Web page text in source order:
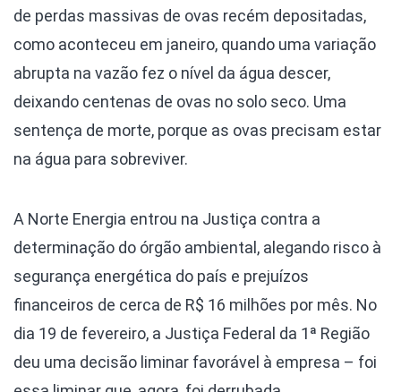
de perdas massivas de ovas recém depositadas,
como aconteceu em janeiro, quando uma variação
abrupta na vazão fez o nível da água descer,
deixando centenas de ovas no solo seco. Uma
sentença de morte, porque as ovas precisam estar
na água para sobreviver.
A Norte Energia entrou na Justiça contra a
determinação do órgão ambiental, alegando risco à
segurança energética do país e prejuízos
financeiros de cerca de R$ 16 milhões por mês. No
dia 19 de fevereiro, a Justiça Federal da 1ª Região
deu uma decisão liminar favorável à empresa – foi